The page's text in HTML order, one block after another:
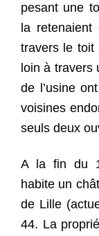
pesant une
la
travers le toit
loin à
de l’usine
voisines
seuls deux
A la fin du
habite un
de Lille
44. La